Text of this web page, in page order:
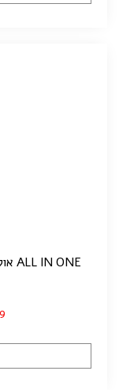
ALL IN ONE אול אין וואן מסכה ללא שטיפה 911 | 150 מ"ל